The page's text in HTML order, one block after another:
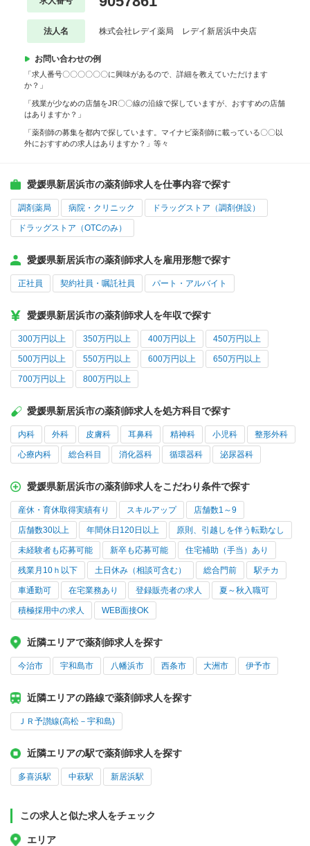
法人名 株式会社レデイ薬局 レデイ新居浜中央店
お問い合わせの例
「求人番号〇〇〇〇〇〇に興味があるので、詳細を教えていただけます
か？」
「残業が少なめの店舗をJR〇〇線の沿線で探していますが、おすすめの店舗
はありますか？」
「薬剤師の募集を都内で探しています。マイナビ薬剤師に載っている〇〇以
外におすすめの求人はありますか？」等々
愛媛県新居浜市の薬剤師求人を仕事内容で探す
調剤薬局 病院・クリニック ドラッグストア（調剤併設）
ドラッグストア（OTCのみ）
愛媛県新居浜市の薬剤師求人を雇用形態で探す
正社員 契約社員・嘱託社員 パート・アルバイト
愛媛県新居浜市の薬剤師求人を年収で探す
300万円以上 350万円以上 400万円以上 450万円以上
500万円以上 550万円以上 600万円以上 650万円以上
700万円以上 800万円以上
愛媛県新居浜市の薬剤師求人を処方科目で探す
内科 外科 皮膚科 耳鼻科 精神科 小児科 整形外科
心療内科 総合科目 消化器科 循環器科 泌尿器科
愛媛県新居浜市の薬剤師求人をこだわり条件で探す
産休・育休取得実績有り スキルアップ 店舗数1～9
店舗数30以上 年間休日120日以上 原則、引越しを伴う転勤なし
未経験者も応募可能 新卒も応募可能 住宅補助（手当）あり
残業月10ｈ以下 土日休み（相談可含む） 総合門前 駅チカ
車通勤可 在宅業務あり 登録販売者の求人 夏～秋入職可
積極採用中の求人 WEB面接OK
近隣エリアで薬剤師求人を探す
今治市 宇和島市 八幡浜市 西条市 大洲市 伊予市
近隣エリアの路線で薬剤師求人を探す
ＪＲ予讃線(高松－宇和島)
近隣エリアの駅で薬剤師求人を探す
多喜浜駅 中萩駅 新居浜駅
この求人と似た求人をチェック
エリア